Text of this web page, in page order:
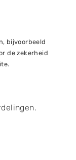
bijvoorbeeld
de zekerheid